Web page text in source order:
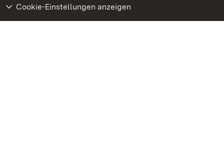
Cookie-Einstellungen anzeigen
Weiteres